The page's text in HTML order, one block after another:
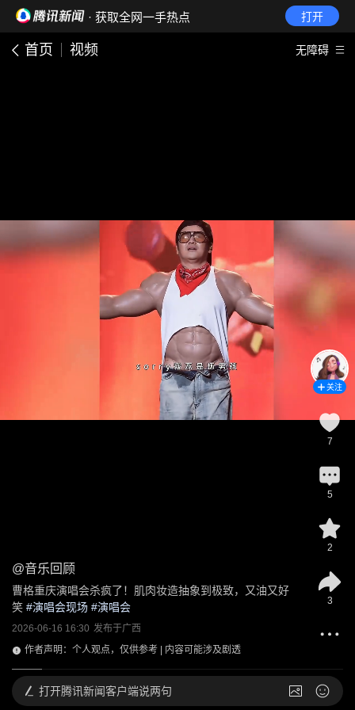
· 获取全网一手热点 打开
首页 视频 无障碍
@音乐回顾
曹格重庆演唱会杀疯了！肌肉妆造抽象到极致，又油又好
笑 #演唱会现场 #演唱会
2026-06-16 16:30 发布于广西
作者声明：个人观点，仅供参考 | 内容可能涉及剧透
关注
7
5
2
3
打开腾讯新闻客户端说两句